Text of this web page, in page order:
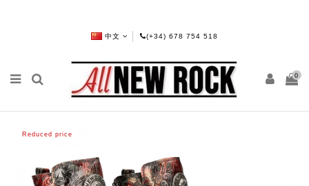
中文 (+34) 678 754 518
0
Reduced price